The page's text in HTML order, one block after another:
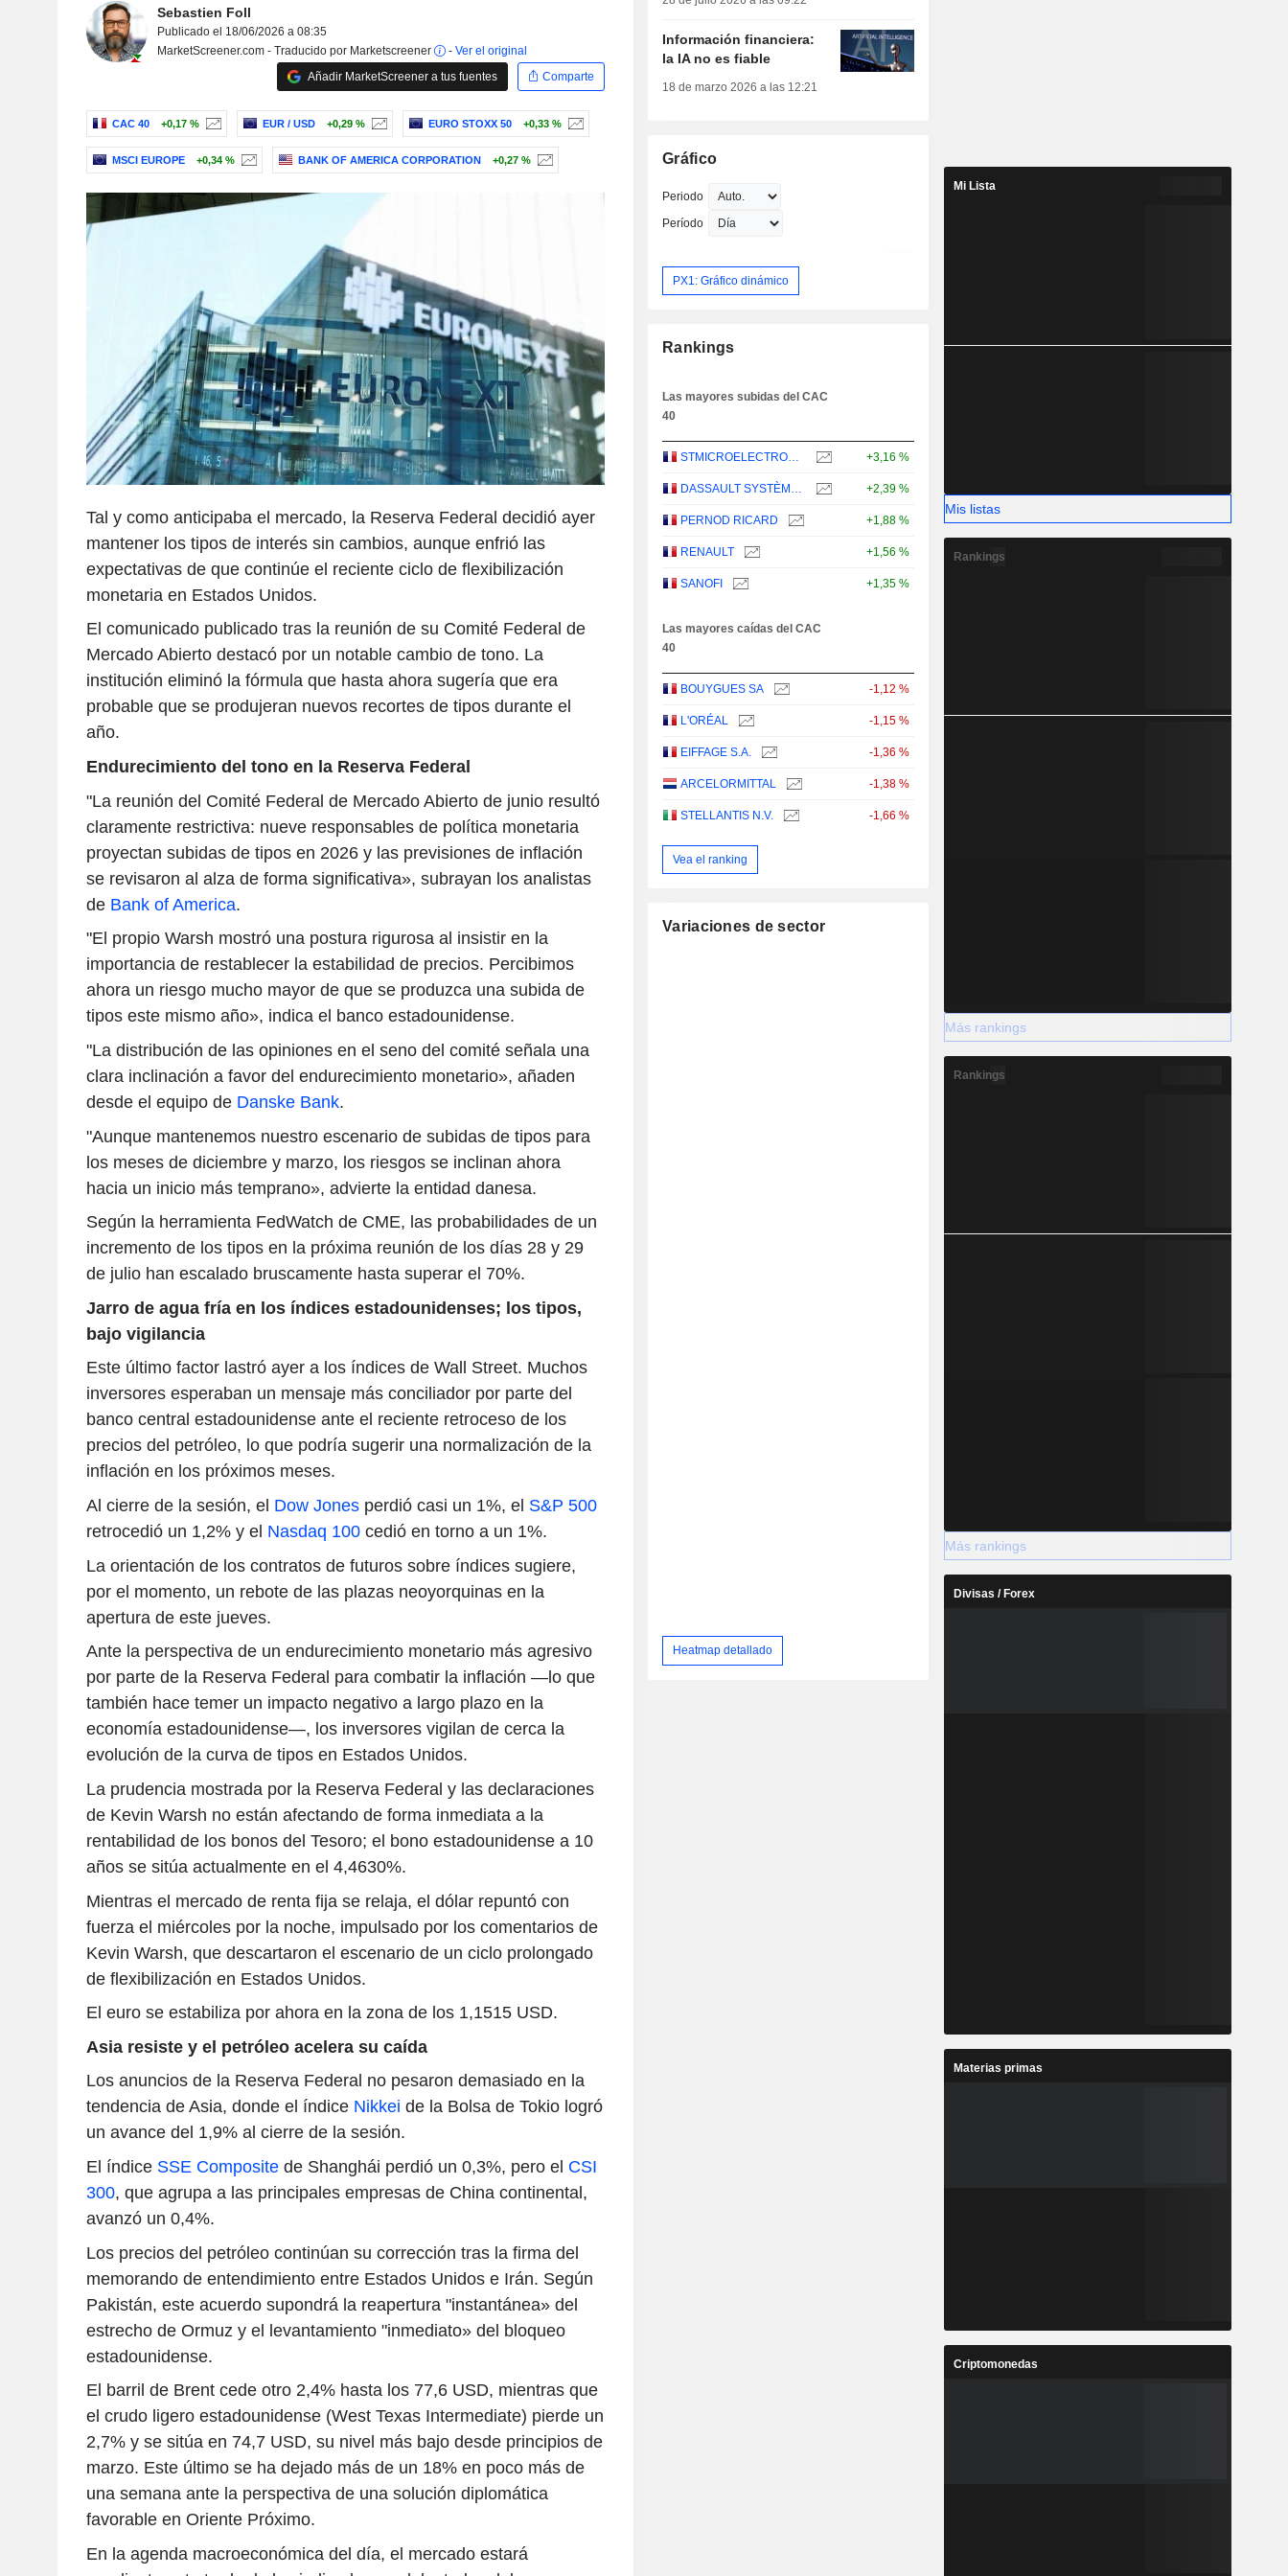
Sebastien Foll
Publicado el 18/06/2026 a 08:35
MarketScreener.com - Traducido por Marketscreener
- Ver el original
Añadir MarketScreener a tus fuentes
Comparte
CAC 40 +0,17 % EUR / USD +0,29 % EURO STOXX 50 +0,33 %
MSCI EUROPE +0,34 % BANK OF AMERICA CORPORATION +0,27 %
Tal y como anticipaba el mercado, la Reserva Federal decidió ayer
mantener los tipos de interés sin cambios, aunque enfrió las
expectativas de que continúe el reciente ciclo de flexibilización
monetaria en Estados Unidos.
El comunicado publicado tras la reunión de su Comité Federal de
Mercado Abierto destacó por un notable cambio de tono. La
institución eliminó la fórmula que hasta ahora sugería que era
probable que se produjeran nuevos recortes de tipos durante el
año.
Endurecimiento del tono en la Reserva Federal
"La reunión del Comité Federal de Mercado Abierto de junio resultó
claramente restrictiva: nueve responsables de política monetaria
proyectan subidas de tipos en 2026 y las previsiones de inflación
se revisaron al alza de forma significativa», subrayan los analistas
de Bank of America.
"El propio Warsh mostró una postura rigurosa al insistir en la
importancia de restablecer la estabilidad de precios. Percibimos
ahora un riesgo mucho mayor de que se produzca una subida de
tipos este mismo año», indica el banco estadounidense.
"La distribución de las opiniones en el seno del comité señala una
clara inclinación a favor del endurecimiento monetario», añaden
desde el equipo de Danske Bank.
"Aunque mantenemos nuestro escenario de subidas de tipos para
los meses de diciembre y marzo, los riesgos se inclinan ahora
hacia un inicio más temprano», advierte la entidad danesa.
Según la herramienta FedWatch de CME, las probabilidades de un
incremento de los tipos en la próxima reunión de los días 28 y 29
de julio han escalado bruscamente hasta superar el 70%.
Jarro de agua fría en los índices estadounidenses; los tipos,
bajo vigilancia
Este último factor lastró ayer a los índices de Wall Street. Muchos
inversores esperaban un mensaje más conciliador por parte del
banco central estadounidense ante el reciente retroceso de los
precios del petróleo, lo que podría sugerir una normalización de la
inflación en los próximos meses.
Al cierre de la sesión, el Dow Jonesperdió casi un 1%, el S&P 500
retrocedió un 1,2% y el Nasdaq 100cedió en torno a un 1%.
La orientación de los contratos de futuros sobre índices sugiere,
por el momento, un rebote de las plazas neoyorquinas en la
apertura de este jueves.
Ante la perspectiva de un endurecimiento monetario más agresivo
por parte de la Reserva Federal para combatir la inflación —lo que
también hace temer un impacto negativo a largo plazo en la
economía estadounidense—, los inversores vigilan de cerca la
evolución de la curva de tipos en Estados Unidos.
La prudencia mostrada por la Reserva Federal y las declaraciones
de Kevin Warsh no están afectando de forma inmediata a la
rentabilidad de los bonos del Tesoro; el bono estadounidense a 10
años se sitúa actualmente en el 4,4630%.
Mientras el mercado de renta fija se relaja, el dólar repuntó con
fuerza el miércoles por la noche, impulsado por los comentarios de
Kevin Warsh, que descartaron el escenario de un ciclo prolongado
de flexibilización en Estados Unidos.
El euro se estabiliza por ahora en la zona de los 1,1515 USD.
Asia resiste y el petróleo acelera su caída
Los anuncios de la Reserva Federal no pesaron demasiado en la
tendencia de Asia, donde el índice Nikkei de la Bolsa de Tokio logró
un avance del 1,9% al cierre de la sesión.
El índice SSE Compositede Shanghái perdió un 0,3%, pero el CSI
300, que agrupa a las principales empresas de China continental,
avanzó un 0,4%.
Los precios del petróleo continúan su corrección tras la firma del
memorando de entendimiento entre Estados Unidos e Irán. Según
Pakistán, este acuerdo supondrá la reapertura "instantánea» del
estrecho de Ormuz y el levantamiento "inmediato» del bloqueo
estadounidense.
El barril de Brent cede otro 2,4% hasta los 77,6 USD, mientras que
el crudo ligero estadounidense (West Texas Intermediate) pierde un
2,7% y se sitúa en 74,7 USD, su nivel más bajo desde principios de
marzo. Este último se ha dejado más de un 18% en poco más de
una semana ante la perspectiva de una solución diplomática
favorable en Oriente Próximo.
En la agenda macroeconómica del día, el mercado estará
Información financiera:
la IA no es fiable
18 de marzo 2026 a las 12:21
Gráfico
Periodo
Período
PX1: Gráfico dinámico
Rankings
Las mayores subidas del CAC
40
STMICROELECTRONICS N.V. +3,16 %
DASSAULT SYSTÈMES SE +2,39 %
PERNOD RICARD +1,88 %
RENAULT +1,56 %
SANOFI +1,35 %
Las mayores caídas del CAC
40
BOUYGUES SA -1,12 %
L'ORÉAL -1,15 %
EIFFAGE S.A. -1,36 %
ARCELORMITTAL -1,38 %
STELLANTIS N.V. -1,66 %
Vea el ranking
Variaciones de sector
Heatmap detallado
Mi Lista
Mis listas
Rankings
Más rankings
Rankings
Más rankings
Divisas / Forex
Materias primas
Criptomonedas